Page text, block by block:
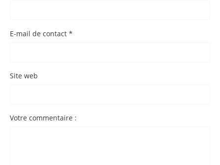
E-mail de contact *
Site web
Votre commentaire :